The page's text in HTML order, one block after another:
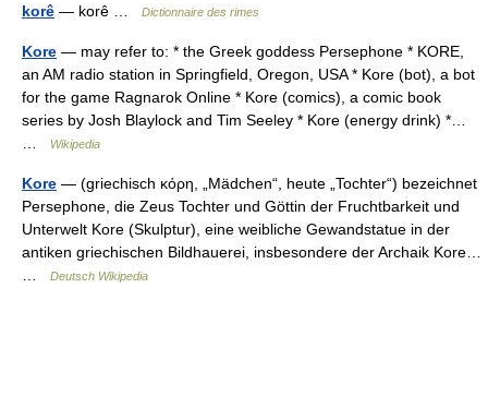
korê — korê … Dictionnaire des rimes
Kore — may refer to: * the Greek goddess Persephone * KORE,
an AM radio station in Springfield, Oregon, USA * Kore (bot), a bot
for the game Ragnarok Online * Kore (comics), a comic book
series by Josh Blaylock and Tim Seeley * Kore (energy drink) *…
Wikipedia
Kore — (griechisch κόρη, „Mädchen“, heute „Tochter“) bezeichnet
Persephone, die Zeus Tochter und Göttin der Fruchtbarkeit und
Unterwelt Kore (Skulptur), eine weibliche Gewandstatue in der
antiken griechischen Bildhauerei, insbesondere der Archaik Kore…
Deutsch Wikipedia